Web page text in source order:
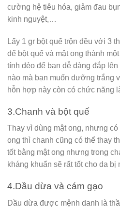
cường hệ tiêu hóa, giảm đau
kinh nguyệt,…
Lấy 1 gr bột quế trộn đều với 3
để bột quế và mật ong thành
tính dẻo để bạn dễ dàng đắp
nào mà bạn muốn dưỡng trắng
hỗn hợp này còn có chức năng
3.Chanh và bột quế
Thay vì dùng mật ong, nhưng
ong thì chanh cũng có thể thay
tốt bằng mật ong nhưng trong
kháng khuẩn sẽ rất tốt cho da bị
4.Dầu dừa và cám gạo
Dầu dừa được mệnh danh là